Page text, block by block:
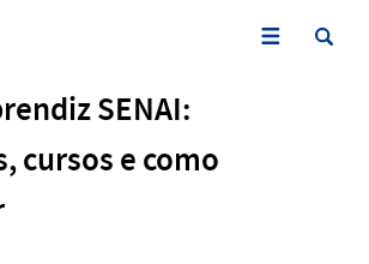
SENAI:
cursos e como